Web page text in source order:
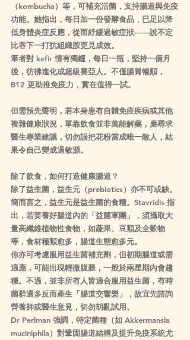
（kombucha）等，可補充活菌，支持腸道與免疫
功能。她指出，每日加一份發酵食品，已足以降
低身體炎症反應，從而紓緩過敏症狀——說不定
比吞下一打抗組織胺更見成效。
筆者對 kefir 情有獨鍾，每日一瓶，堅持一個月
後，彷彿進化成超級賽亞人。不僅腸胃暢順，
B12 更助推免疫力，實在值得一試。
但需預先聲明，若本身患有自體免疫疾病或其他
複雜健康狀況，單靠飲食並非萬能解藥，應尋求
醫生專業建議，切勿誤把花粉當成唯一敵人，結
果令自己變成過敏源。
除了飲食，如何打造健康腸道？
除了益生菌，益生元（prebiotics）亦不可或缺。
簡而言之，益生元是益生菌的食糧。Stavridis 指
出，若要養好腸道內的「益菌軍團」，須攝取大
量高纖維植物性食物，如蔬果、豆類及全穀物
等，食材種類愈多，腸道生態愈多元。
你亦可考慮服用益生菌補充劑，但初期腸道或需
適應，可能出現輕微腹脹，一般於兩星期內會趨
穩。不過，並非所有人皆適合服用益生菌，有時
菌群過多反而產生「腸道交響樂」，故宜先諮詢
營養師或醫生意見，切勿胡亂試用。
Dr Perlman 強調，特定菌種（如 Akkermansia
muciniphila）對鞏固腸道結構及提升免疫系統尤